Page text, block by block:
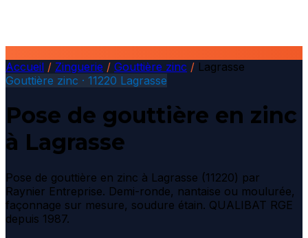
Accueil / Zinguerie / Gouttière zinc / Lagrasse
Gouttière zinc · 11220 Lagrasse
Pose de gouttière en zinc
à Lagrasse
Pose de gouttière en zinc à Lagrasse (11220) par
Raynier Entreprise. Demi-ronde, nantaise ou moulurée,
façonnage sur mesure, soudure étain. QUALIBAT RGE
depuis 1987.